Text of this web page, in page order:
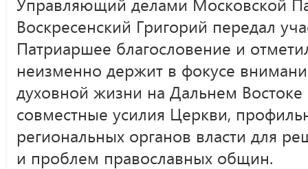
Воскресенский Григорий передал
Патриаршее благословение и
неизменно держит в фокусе
духовной жизни на Дальнем
совместные усилия Церкви,
региональных органов власти для
и проблем православных общин.